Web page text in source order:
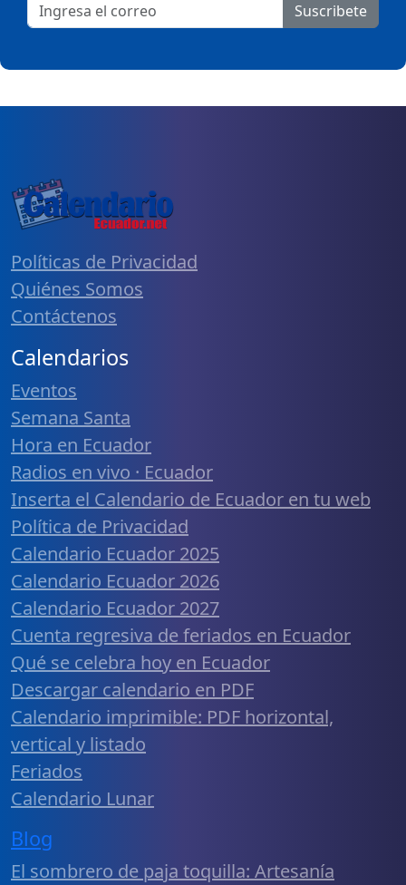
Suscribete
Políticas de Privacidad
Quiénes Somos
Contáctenos
Calendarios
Eventos
Semana Santa
Hora en Ecuador
Radios en vivo · Ecuador
Inserta el Calendario de Ecuador en tu web
Política de Privacidad
Calendario Ecuador 2025
Calendario Ecuador 2026
Calendario Ecuador 2027
Cuenta regresiva de feriados en Ecuador
Qué se celebra hoy en Ecuador
Descargar calendario en PDF
Calendario imprimible: PDF horizontal,
vertical y listado
Feriados
Calendario Lunar
Blog
El sombrero de paja toquilla: Artesanía